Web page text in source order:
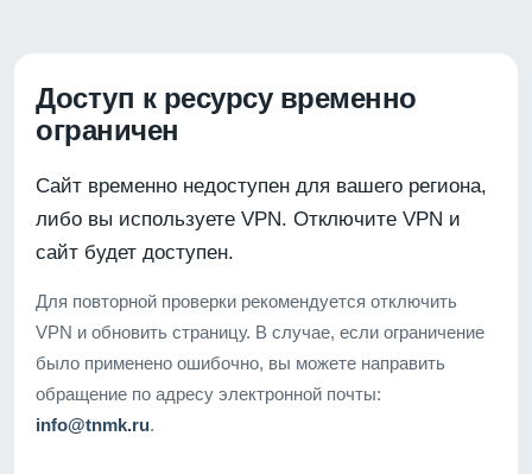
Доступ к ресурсу временно
ограничен
Сайт временно недоступен для вашего региона,
либо вы используете VPN. Отключите VPN и
сайт будет доступен.
Для повторной проверки рекомендуется отключить
VPN и обновить страницу. В случае, если ограничение
было применено ошибочно, вы можете направить
обращение по адресу электронной почты:
info@tnmk.ru.